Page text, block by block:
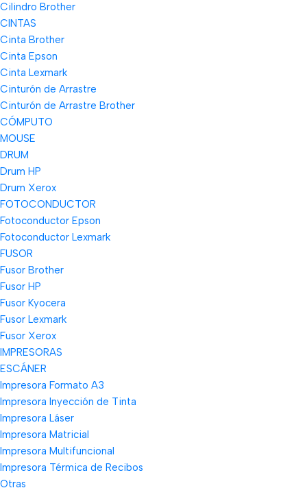
Cilindro Brother
CINTAS
Cinta Brother
Cinta Epson
Cinta Lexmark
Cinturón de Arrastre
Cinturón de Arrastre Brother
CÓMPUTO
MOUSE
DRUM
Drum HP
Drum Xerox
FOTOCONDUCTOR
Fotoconductor Epson
Fotoconductor Lexmark
FUSOR
Fusor Brother
Fusor HP
Fusor Kyocera
Fusor Lexmark
Fusor Xerox
IMPRESORAS
ESCÁNER
Impresora Formato A3
Impresora Inyección de Tinta
Impresora Láser
Impresora Matricial
Impresora Multifuncional
Impresora Térmica de Recibos
Otras